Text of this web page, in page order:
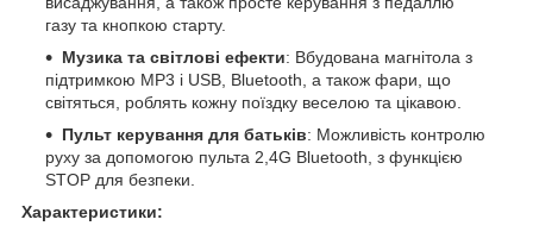
газу та кнопкою старту.
Музика та світлові ефекти: Вбудована магнітола з
підтримкою MP3 і USB, Bluetooth, а також фари, що
світяться, роблять кожну поїздку веселою та цікавою.
Пульт керування для батьків: Можливість контролю
руху за допомогою пульта 2,4G Bluetooth, з функцією
STOP для безпеки.
Характеристики: